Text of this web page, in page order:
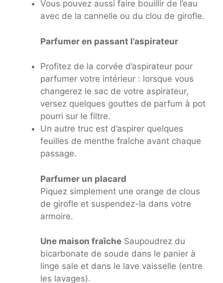
Vous pouvez aussi faire bouillir de l’eau
avec de la cannelle ou du clou de girofle.
Parfumer en passant l’aspirateur
Profitez de la corvée d’aspirateur pour
parfumer votre intérieur : lorsque vous
changerez le sac de votre aspirateur,
versez quelques gouttes de parfum à pot
pourri sur le filtre.
Un autre truc est d’aspirer quelques
feuilles de menthe fraîche avant chaque
passage.
Parfumer un placard
Piquez simplement une orange de clous
de girofle et suspendez-la dans votre
armoire.
Une maison fraîche Saupoudrez du
bicarbonate de soude dans le panier à
linge sale et dans le lave vaisselle (entre
les lavages).